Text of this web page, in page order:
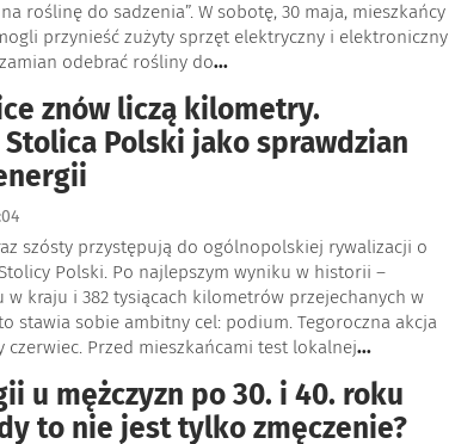
roślinę do sadzenia”. W sobotę, 30 maja, mieszkańcy
przynieść zużyty sprzęt elektryczny i elektroniczny
odebrać rośliny do...
znów liczą kilometry.
Stolica Polski jako sprawdzian
szósty przystępują do ogólnopolskiej rywalizacji o
Polski. Po najlepszym wyniku w historii –
w kraju i 382 tysiącach kilometrów przejechanych w
stawia sobie ambitny cel: podium. Tegoroczna akcja
czerwiec. Przed mieszkańcami test lokalnej...
u mężczyzn po 30. i 40. roku
to nie jest tylko zmęczenie?